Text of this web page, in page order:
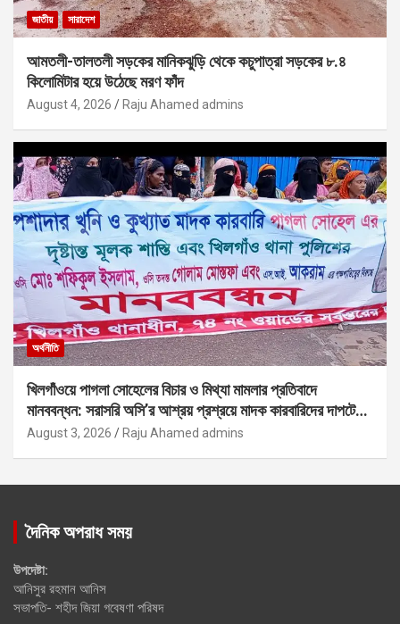
জাতীয় সারাদেশ
আমতলী-তালতলী সড়কের মানিকঝুড়ি থেকে কচুপাত্রা সড়কের ৮.৪
কিলোমিটার হয়ে উঠেছে মরণ ফাঁদ
August 4, 2026 Raju Ahamed admins
অর্থনীতি
খিলগাঁওয়ে পাগলা সোহেলের বিচার ও মিথ্যা মামলার প্রতিবাদে
মানববন্ধন: সরাসরি অসি’র আশ্রয় প্রশ্রয়ে মাদক কারবারিদের দাপটের
অভিযোগ
August 3, 2026 Raju Ahamed admins
দৈনিক অপরাধ সময়
উপদেষ্টা:
আনিসুর রহমান আনিস
সভাপতি- শহীদ জিয়া গবেষণা পরিষদ